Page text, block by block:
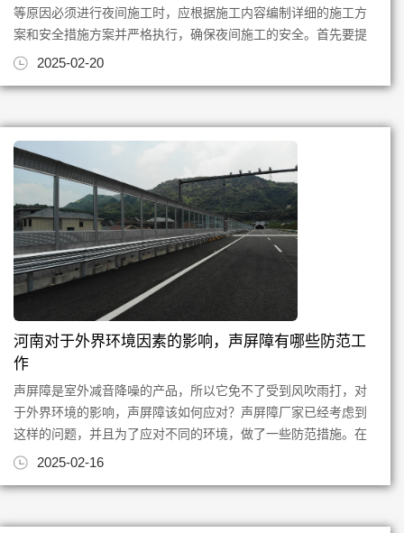
等原因必须进行夜间施工时，应根据施工内容编制详细的施工方
案和安全措施方案并严格执行，确保夜间施工的安全。首先要提
前把准备工作做好，施工作...
2025-02-20
河南对于外界环境因素的影响，声屏障有哪些防范工
作
声屏障是室外减音降噪的产品，所以它免不了受到风吹雨打，对
于外界环境的影响，声屏障该如何应对？声屏障厂家已经考虑到
这样的问题，并且为了应对不同的环境，做了一些防范措施。在
空气潮湿和雨水环境下，声...
2025-02-16